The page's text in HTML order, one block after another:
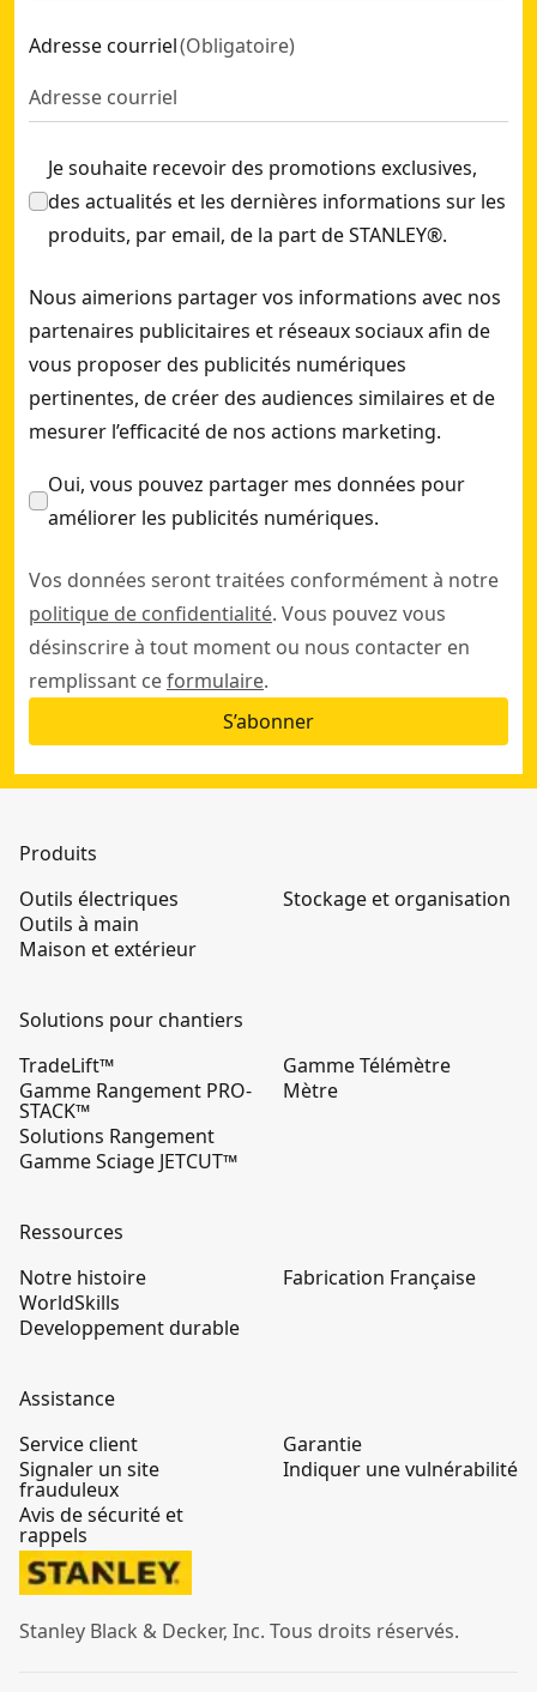
Adresse courriel(Obligatoire)
Je souhaite recevoir des promotions exclusives,
des actualités et les dernières informations sur les
produits, par email, de la part de STANLEY®.
Nous aimerions partager vos informations avec nos
partenaires publicitaires et réseaux sociaux afin de
vous proposer des publicités numériques
pertinentes, de créer des audiences similaires et de
mesurer l’efficacité de nos actions marketing.
Oui, vous pouvez partager mes données pour
améliorer les publicités numériques.
Vos données seront traitées conformément à notre
politique de confidentialité. Vous pouvez vous
désinscrire à tout moment ou nous contacter en
remplissant ceformulaire.
S’abonner
Produits
Outils électriques
Outils à main
Maison et extérieur
Stockage et organisation
Solutions pour chantiers
TradeLift™
Gamme Rangement PRO-
STACK™
Solutions Rangement
Gamme Sciage JETCUT™
Gamme Télémètre
Mètre
Ressources
Notre histoire
WorldSkills
Developpement durable
Fabrication Française
Assistance
Service client
Signaler un site
frauduleux
Avis de sécurité et
rappels
Garantie
Indiquer une vulnérabilité
Stanley Black & Decker, Inc. Tous droits réservés.